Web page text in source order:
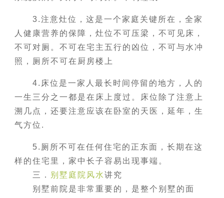
3.注意灶位，这是一个家庭关键所在，全家
人健康营养的保障，灶位不可压梁，不可见床，
不可对厕。不可在宅主五行的凶位，不可与水冲
照，厕所不可在厨房楼上
4.床位是一家人最长时间停留的地方，人的
一生三分之一都是在床上度过。床位除了注意上
溯几点，还要注意应该在卧室的天医，延年，生
气方位.
5.厕所不可在任何住宅的正东面，长期在这
样的住宅里，家中长子容易出现事端。
三． 别墅庭院风水讲究
别墅前院是非常重要的，是整个别墅的面